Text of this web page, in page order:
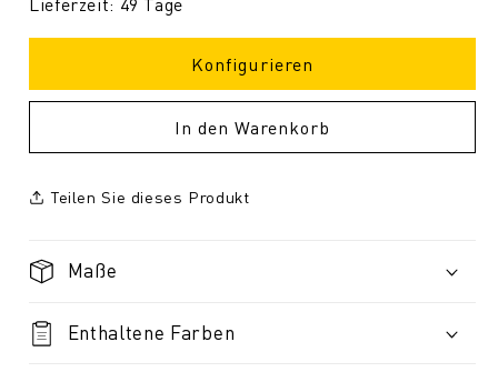
Konfigurieren
In den Warenkorb
Teilen Sie dieses Produkt
Maße
Enthaltene Farben